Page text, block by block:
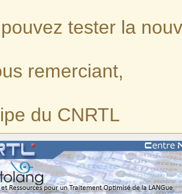
tester la
remerciant,
du CNRTL